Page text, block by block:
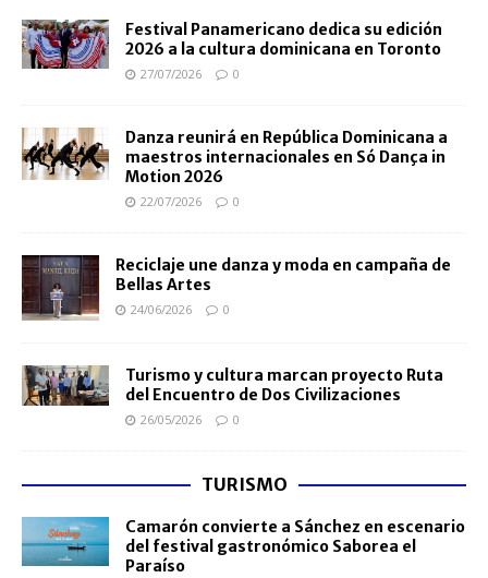
Festival Panamericano dedica su edición
2026 a la cultura dominicana en Toronto
27/07/2026 0
Danza reunirá en República Dominicana a
maestros internacionales en Só Dança in
Motion 2026
22/07/2026 0
Reciclaje une danza y moda en campaña de
Bellas Artes
24/06/2026 0
Turismo y cultura marcan proyecto Ruta
del Encuentro de Dos Civilizaciones
26/05/2026 0
TURISMO
Camarón convierte a Sánchez en escenario
del festival gastronómico Saborea el
Paraíso